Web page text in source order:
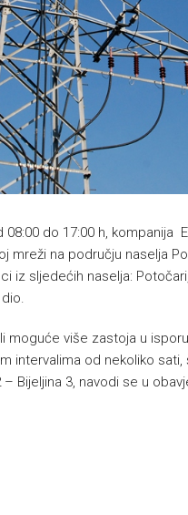
do 17:00 h, kompanija
mreži na području naselja
iz sljedećih naselja:
moguće više zastoja u
intervalima od nekoliko
– Bijeljina 3, navodi se u